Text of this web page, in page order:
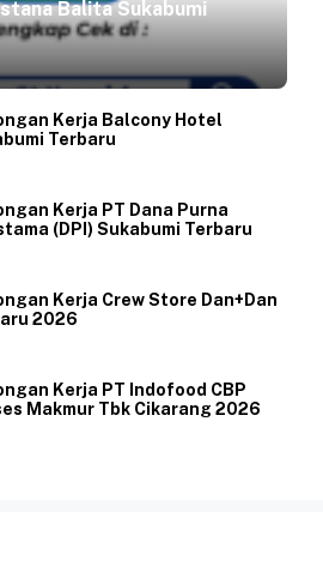
Balita Sukabumi
Kerja Balcony Hotel
Terbaru
Kerja PT Dana Purna
(DPI) Sukabumi Terbaru
Kerja Crew Store Dan+Dan
2026
Kerja PT Indofood CBP
Makmur Tbk Cikarang 2026